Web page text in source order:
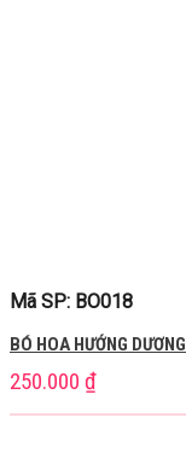
Mã SP: BO018
BÓ HOA HƯỚNG DƯƠNG
250.000 ₫